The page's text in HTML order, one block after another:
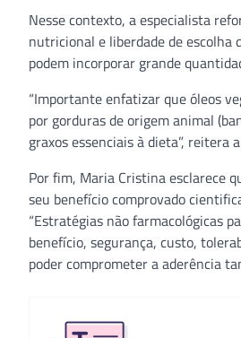
Nesse contexto, a especialista
nutricional e liberdade de escolha
podem incorporar grande
“Importante enfatizar que óleos
por gorduras de origem animal
graxos essenciais à dieta”, reitera
Por fim, Maria Cristina esclarece
seu benefício comprovado
“Estratégias não farmacológicas
benefício, segurança, custo,
poder comprometer a aderência